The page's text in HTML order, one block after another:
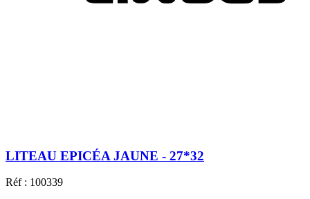
LITEAU EPICÉA JAUNE - 27*32
Réf : 100339